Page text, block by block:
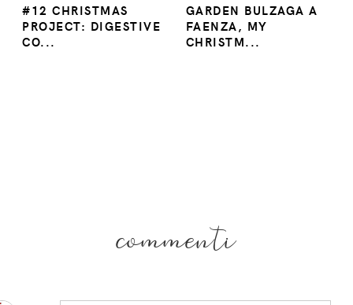
#12 CHRISTMAS
PROJECT: DIGESTIVE
CO...
GARDEN BULZAGA A
FAENZA, MY
CHRISTM...
commenti